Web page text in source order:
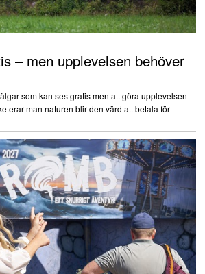
– men upplevelsen behöver
som kan ses gratis men att göra upplevelsen
man naturen blir den värd att betala för